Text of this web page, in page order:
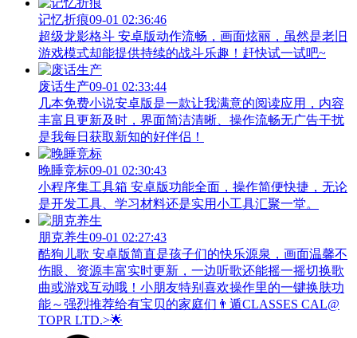
记忆折痕09-01 02:36:46
超级龙影格斗 安卓版动作流畅，画面炫丽，虽然是老旧
游戏模式却能提供持续的战斗乐趣！赶快试一试吧~
废话生产09-01 02:33:44
几本免费小说安卓版是一款让我满意的阅读应用，内容
丰富且更新及时，界面简洁清晰、操作流畅无广告干扰
是我每日获取新知的好伴侣！
晚睡竞标09-01 02:30:43
小程序集工具箱 安卓版功能全面，操作简便快捷，无论
是开发工具、学习材料还是实用小工具汇聚一堂。
朋克养生09-01 02:27:43
酷狗儿歌 安卓版简直是孩子们的快乐源泉，画面温馨不
伤眼、资源丰富实时更新，一边听歌还能摇一摇切换歌
曲或游戏互动哦！小朋友特别喜欢操作里的一键换肤功
能～强烈推荐给有宝贝的家庭们👨‍遁️CLASSES CAL@
TOPR LTD.>🌟